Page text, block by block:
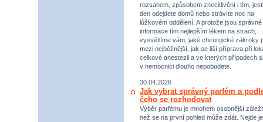
rozsahem, způsobem znecitlivění i tím,
den odejdete domů nebo strávíte noc na
lůžkovém oddělení. A protože jsou správné
informace tím nejlepším lékem na strach,
vysvětlíme vám, jaké chirurgické zákroky
mezi nejběžnější, jak se liší příprava při
celkové anestezii a ve kterých případech si
v nemocnici dlouho nepobudete.
30.04.2026
Jak vybrat správný parfém a
čeho se rozhodovat
Výběr parfému je mnohem osobnější
než se na první pohled může zdát. Nejde